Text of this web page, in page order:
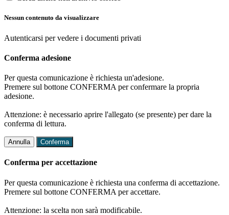
Nessun contenuto da visualizzare
Autenticarsi per vedere i documenti privati
Conferma adesione
Per questa comunicazione è richiesta un'adesione.
Premere sul bottone CONFERMA per confermare la propria
adesione.
Attenzione: è necessario aprire l'allegato (se presente) per dare la
conferma di lettura.
Annulla Conferma
Conferma per accettazione
Per questa comunicazione è richiesta una conferma di accettazione.
Premere sul bottone CONFERMA per accettare.
Attenzione: la scelta non sarà modificabile.